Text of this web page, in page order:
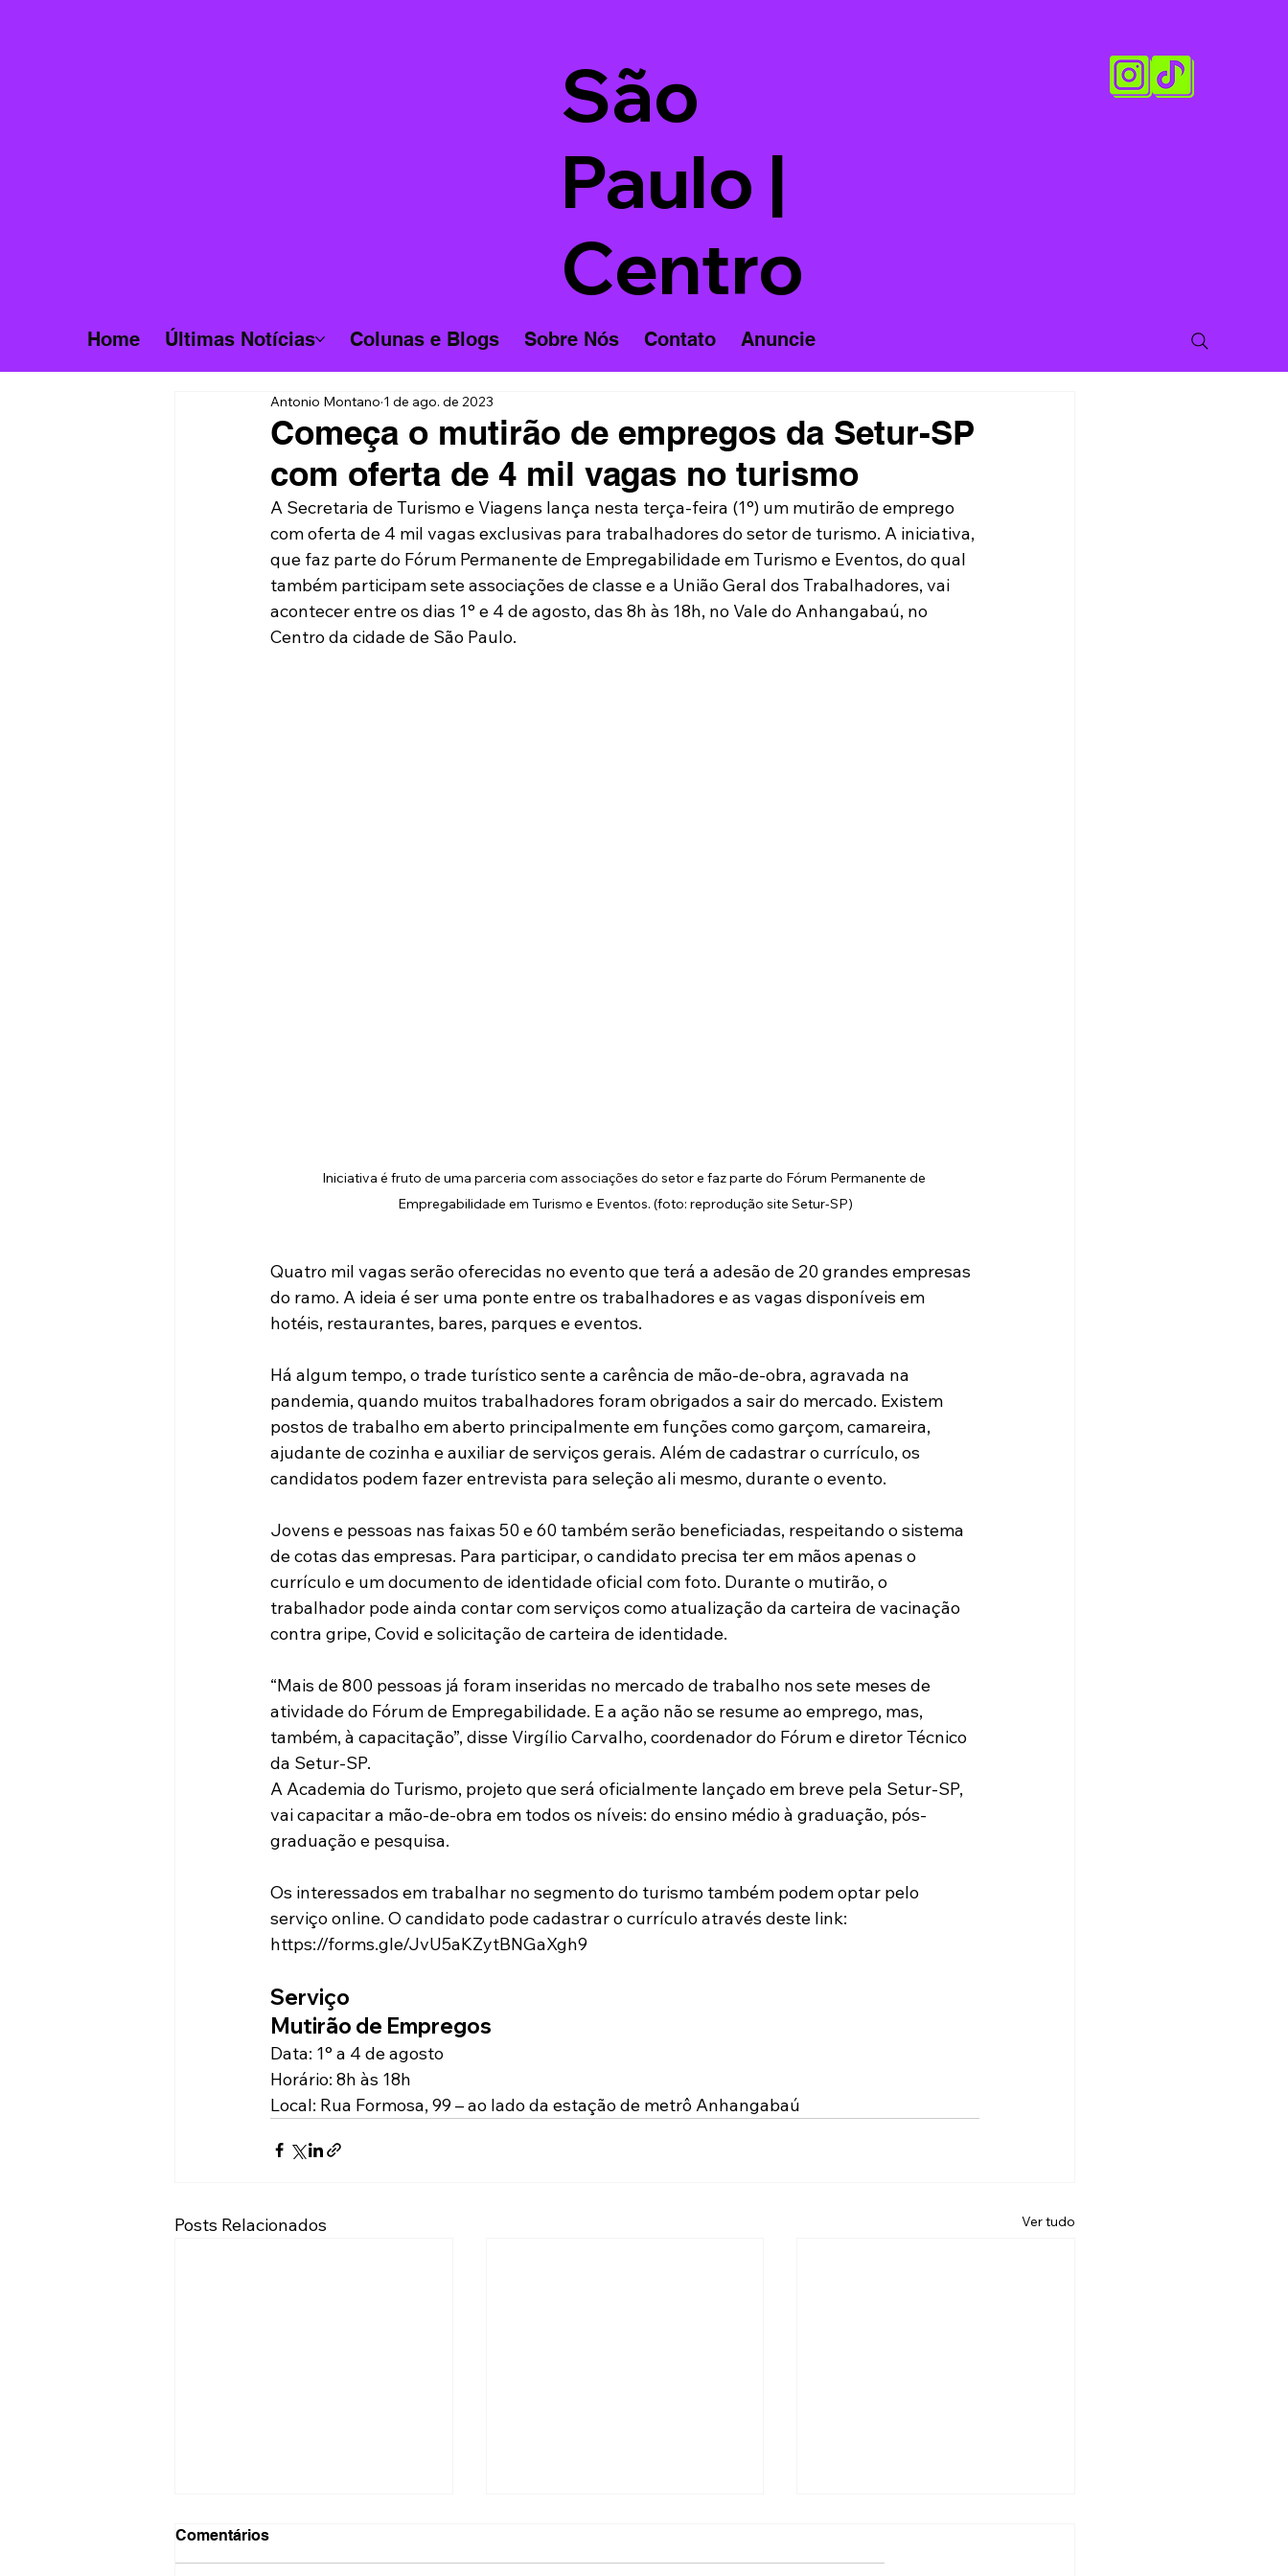
São
Paulo |
Centro
Home Últimas Notícias Colunas e Blogs Sobre Nós Contato Anuncie
Começa o mutirão de empregos da Setur-SP
com oferta de 4 mil vagas no turismo
Antonio Montano 1 de ago. de 2023
A Secretaria de Turismo e Viagens lança nesta terça-feira (1°) um mutirão de emprego
com oferta de 4 mil vagas exclusivas para trabalhadores do setor de turismo. A iniciativa,
que faz parte do Fórum Permanente de Empregabilidade em Turismo e Eventos, do qual
também participam sete associações de classe e a União Geral dos Trabalhadores, vai
acontecer entre os dias 1° e 4 de agosto, das 8h às 18h, no Vale do Anhangabaú, no
Centro da cidade de São Paulo.
Iniciativa é fruto de uma parceria com associações do setor e faz parte do Fórum Permanente de
Empregabilidade em Turismo e Eventos. (foto: reprodução site Setur-SP)
Quatro mil vagas serão oferecidas no evento que terá a adesão de 20 grandes empresas
do ramo. A ideia é ser uma ponte entre os trabalhadores e as vagas disponíveis em
hotéis, restaurantes, bares, parques e eventos.
Há algum tempo, o trade turístico sente a carência de mão-de-obra, agravada na
pandemia, quando muitos trabalhadores foram obrigados a sair do mercado. Existem
postos de trabalho em aberto principalmente em funções como garçom, camareira,
ajudante de cozinha e auxiliar de serviços gerais. Além de cadastrar o currículo, os
candidatos podem fazer entrevista para seleção ali mesmo, durante o evento.
Jovens e pessoas nas faixas 50 e 60 também serão beneficiadas, respeitando o sistema
de cotas das empresas. Para participar, o candidato precisa ter em mãos apenas o
currículo e um documento de identidade oficial com foto. Durante o mutirão, o
trabalhador pode ainda contar com serviços como atualização da carteira de vacinação
contra gripe, Covid e solicitação de carteira de identidade.
“Mais de 800 pessoas já foram inseridas no mercado de trabalho nos sete meses de
atividade do Fórum de Empregabilidade. E a ação não se resume ao emprego, mas,
também, à capacitação”, disse Virgílio Carvalho, coordenador do Fórum e diretor Técnico
da Setur-SP.
A Academia do Turismo, projeto que será oficialmente lançado em breve pela Setur-SP,
vai capacitar a mão-de-obra em todos os níveis: do ensino médio à graduação, pós-
graduação e pesquisa.
Os interessados em trabalhar no segmento do turismo também podem optar pelo
serviço online. O candidato pode cadastrar o currículo através deste link:
https://forms.gle/JvU5aKZytBNGaXgh9
Serviço
Mutirão de Empregos
Data: 1° a 4 de agosto
Horário: 8h às 18h
Local: Rua Formosa, 99 – ao lado da estação de metrô Anhangabaú
Posts Relacionados Ver tudo
Comentários